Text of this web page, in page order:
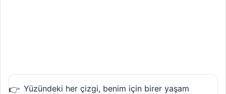
Yüzündeki her çizgi, benim için birer yaşam